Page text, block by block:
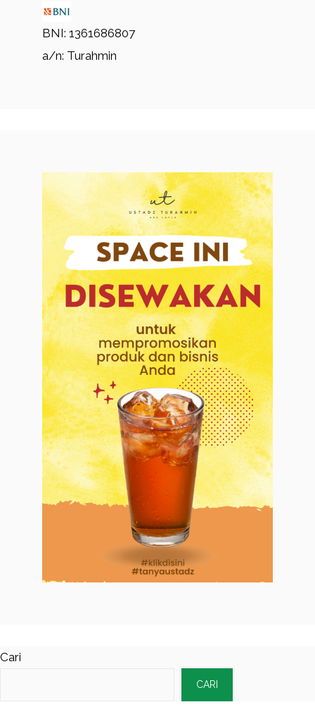
BNI: 1361686807
a/n: Turahmin
Cari
CARI